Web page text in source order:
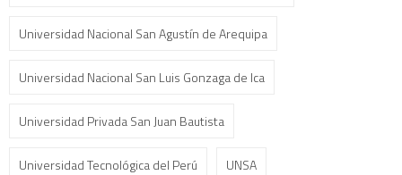
Universidad Nacional San Agustín de Arequipa
Universidad Nacional San Luis Gonzaga de Ica
Universidad Privada San Juan Bautista
Universidad Tecnológica del Perú UNSA